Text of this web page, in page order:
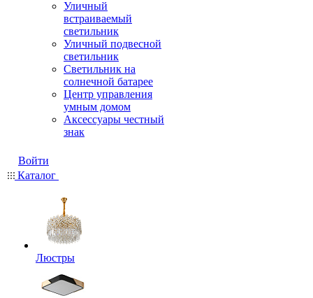
Уличный
встраиваемый
светильник
Уличный подвесной
светильник
Светильник на
солнечной батарее
Центр управления
умным домом
Аксессуары честный
знак
Войти
Каталог
Люстры